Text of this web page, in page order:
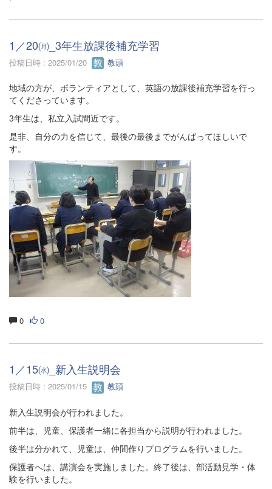
1／20㈪_3年生放課後補充学習
投稿日時 : 2025/01/20 教頭
地域の方が、ボランティアとして、英語の放課後補充学習を行っ
てくださっています。
3年生は、私立入試間近です。
是非、自分の力を信じて、最後の最後までがんばってほしいで
す。
0 0
1／15㈬_新入生説明会
投稿日時 : 2025/01/15 教頭
新入生説明会が行われました。
前半は、児童、保護者一緒に各担当から説明が行われました。
後半は分かれて、児童は、仲間作りプログラムを行いました。
保護者へは、講演会を実施しました。終了後は、部活動見学・体
験を行いました。